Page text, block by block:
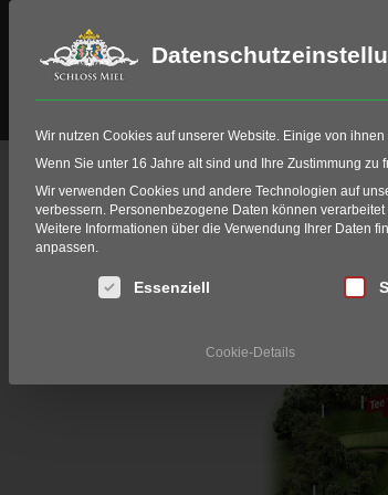
HIO Fitting Schloss Miel
Bahn 13
Home Golf Golfanlage
Wir nutzen Cookies auf unserer Website. Einige von
Wenn Sie unter 16 Jahre alt sind und Ihre Zustimmung
Wir verwenden Cookies und andere Technologien auf
verbessern. Personenbezogene Daten können
Weitere Informationen über die Verwendung Ihrer Daten
anpassen.
Es folgt eine Liste der Service-Gruppen,
Essenziell
Cookie-Details